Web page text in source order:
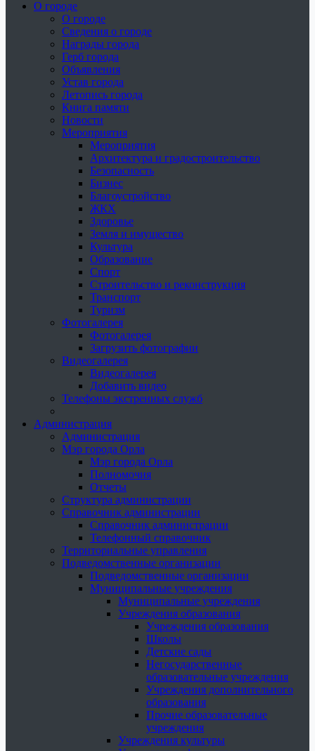
О городе
О городе
Сведения о городе
Награды города
Герб города
Объявления
Устав города
Летопись города
Книга памяти
Новости
Мероприятия
Мероприятия
Архитектура и градостроительство
Безопасность
Бизнес
Благоустройство
ЖКХ
Здоровье
Земля и имущество
Культура
Образование
Спорт
Строительство и реконструкция
Транспорт
Туризм
Фотогалерея
Фотогалерея
Загрузить фотографии
Видеогалерея
Видеогалерея
Добавить видео
Телефоны экстренных служб
Администрация
Администрация
Мэр города Орла
Мэр города Орла
Полномочия
Отчеты
Структура администрации
Справочник администрации
Справочник администрации
Телефонный справочник
Территориальные управления
Подведомственные организации
Подведомственные организации
Муниципальные учреждения
Муниципальные учреждения
Учреждения образования
Учреждения образования
Школы
Детские сады
Негосударственные
образовательные учреждения
Учреждения дополнительного
образования
Прочие образовательные
учреждения
Учреждения культуры